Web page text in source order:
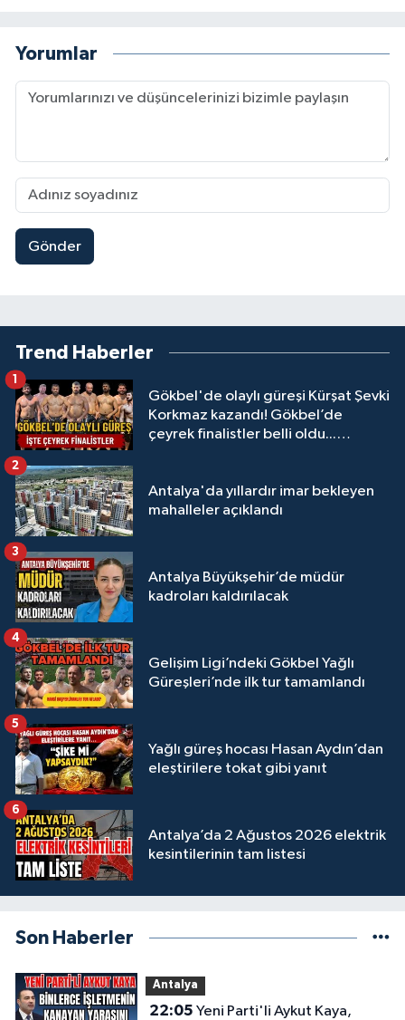
Yorumlar
Gönder
Trend Haberler
Gökbel'de olaylı güreşi Kürşat Şevki
Korkmaz kazandı! Gökbel’de
çeyrek finalistler belli oldu...
1
Antalya'da yıllardır imar bekleyen
mahalleler açıklandı
2
Antalya Büyükşehir’de müdür
kadroları kaldırılacak
3
Gelişim Ligi’ndeki Gökbel Yağlı
Güreşleri’nde ilk tur tamamlandı
4
Yağlı güreş hocası Hasan Aydın’dan
eleştirilere tokat gibi yanıt
5
Antalya’da 2 Ağustos 2026 elektrik
kesintilerinin tam listesi
6
Son Haberler
Antalya
22:05